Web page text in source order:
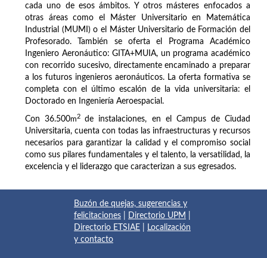
cada uno de esos ámbitos. Y otros másteres enfocados a
otras áreas como el Máster Universitario en Matemática
Industrial (MUMI) o el Máster Universitario de Formación del
Profesorado. También se oferta el Programa Académico
Ingeniero Aeronáutico: GITA+MUIA, un programa académico
con recorrido sucesivo, directamente encaminado a preparar
a los futuros ingenieros aeronáuticos. La oferta formativa se
completa con el último escalón de la vida universitaria: el
Doctorado en Ingeniería Aeroespacial.
Con 36.500m2
de instalaciones, en el Campus de Ciudad
Universitaria, cuenta con todas las infraestructuras y recursos
necesarios para garantizar la calidad y el compromiso social
como sus pilares fundamentales y el talento, la versatilidad, la
excelencia y el liderazgo que caracterizan a sus egresados.
Buzón de quejas, sugerencias y
felicitaciones
Directorio UPM
Directorio ETSIAE
Localización
y contacto